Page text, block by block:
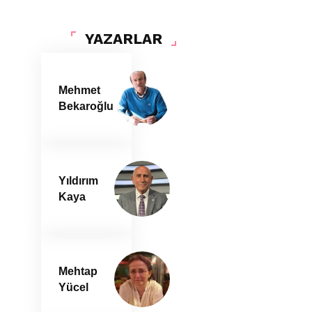
YAZARLAR
Mehmet
Bekaroğlu
Yıldırım
Kaya
Mehtap
Yücel